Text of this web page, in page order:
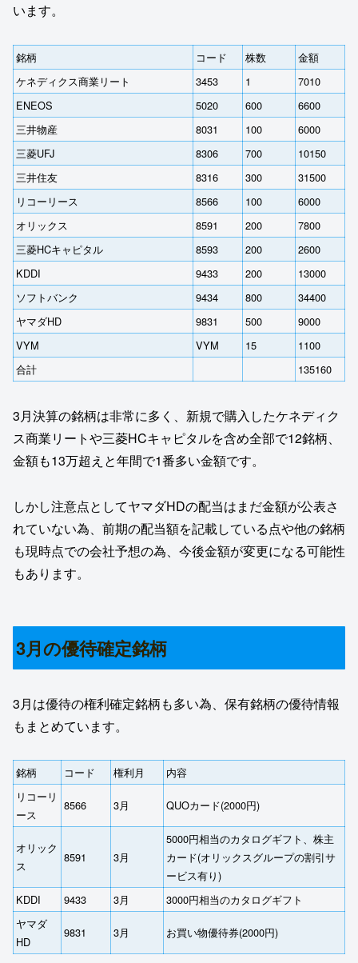
います。
銘柄 コード 株数
金額
ケネディクス商業リート
3453 1
7010
ENEOS
5020 600
6600
三井物産
8031 100
6000
三菱UFJ
8306 700
10150
三井住友
8316 300
31500
リコーリース
8566 100
6000
オリックス
8591 200
7800
三菱HCキャピタル
8593 200
2600
KDDI
9433 200
13000
ソフトバンク
9434 800
34400
ヤマダHD
9831 500
9000
VYM
VYM 15
1100
合計
135160
3月決算の銘柄は非常に多く、新規で購入したケネディク
ス商業リートや三菱HCキャピタルを含め全部で12銘柄、
金額も13万超えと年間で1番多い金額です。
しかし注意点としてヤマダHDの配当はまだ金額が公表さ
れていない為、前期の配当額を記載している点や他の銘柄
も現時点での会社予想の為、今後金額が変更になる可能性
もあります。
3月の優待確定銘柄
3月は優待の権利確定銘柄も多い為、保有銘柄の優待情報
もまとめています。
銘柄 コード 権利月
内容
リコーリ
ース
8566 3月 QUOカード(2000円)
オリック
ス
8591 3月
5000円相当のカタログギフト、株主
カード(オリックスグループの割引サ
ービス有り)
KDDI
9433 3月
3000円相当のカタログギフト
ヤマダ
HD
9831 3月 お買い物優待券(2000円)